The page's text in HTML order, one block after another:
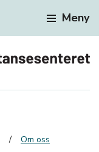
Meny
Om oss